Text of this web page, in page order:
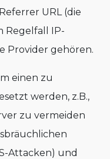
URL (die
Regelfall IP-
Provider gehören.
einen zu
werden, z.B.,
zu vermeiden
Attacken) und